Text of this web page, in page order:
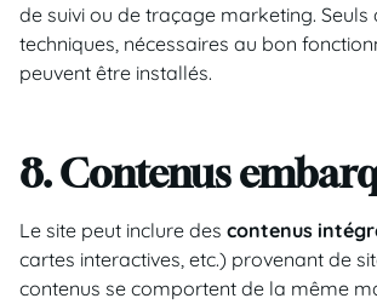
de suivi ou de traçage marketing. Seuls
techniques, nécessaires au bon
peuvent être installés.
8. Contenus
Le site peut inclure des contenus
cartes interactives, etc.) provenant de
contenus se comportent de la même